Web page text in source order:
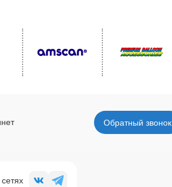
Обратный звонок